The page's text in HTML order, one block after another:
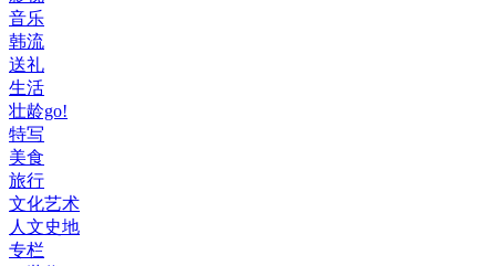
音乐
韩流
送礼
生活
壮龄go!
特写
美食
旅行
文化艺术
人文史地
专栏